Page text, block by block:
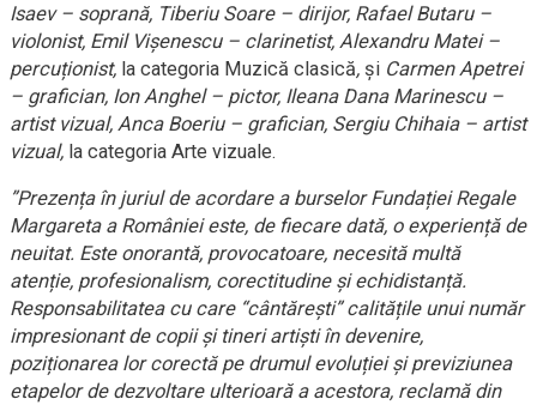
Isaev – soprană, Tiberiu Soare – dirijor, Rafael Butaru –
violonist, Emil Vișenescu – clarinetist, Alexandru Matei –
percuționist, la categoria Muzică clasică, și Carmen Apetrei
– grafician, Ion Anghel – pictor, Ileana Dana Marinescu –
artist vizual, Anca Boeriu – grafician, Sergiu Chihaia – artist
vizual, la categoria Arte vizuale.
”Prezența în juriul de acordare a burselor Fundației Regale
Margareta a României este, de fiecare dată, o experiență de
neuitat. Este onorantă, provocatoare, necesită multă
atenție, profesionalism, corectitudine și echidistanță.
Responsabilitatea cu care “cântărești” calitățile unui număr
impresionant de copii și tineri artiști în devenire,
poziționarea lor corectă pe drumul evoluției și previziunea
etapelor de dezvoltare ulterioară a acestora, reclamă din